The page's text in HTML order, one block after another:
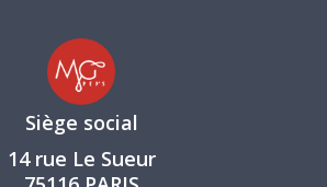
Siège social
14 rue Le Sueur